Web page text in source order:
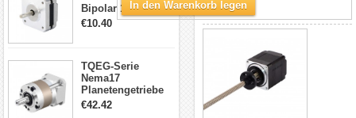
Bipolar 1.8 Grad
8.7Ncm 1A 3.5V 4
€10.40
TQEG-Serie
Nema17
Planetengetriebe
10:1 Spiel 15Arc-
€42.42
In den Warenkorb legen